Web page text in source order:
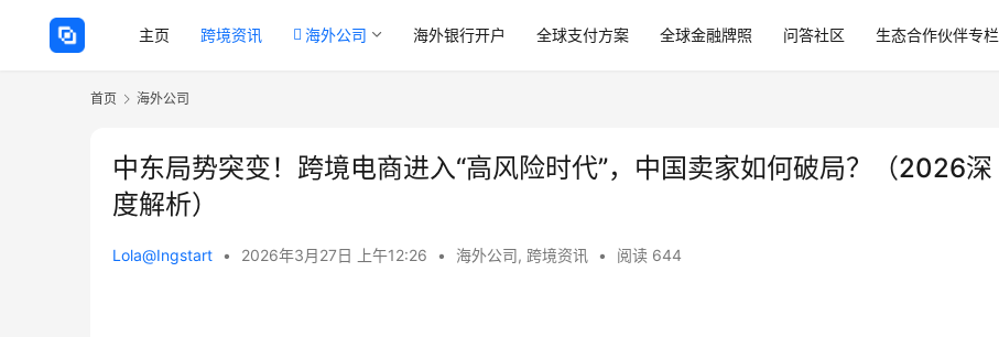
主页 跨境资讯 海外公司 海外银行开户 全球支付方案 全球金融牌照 问答社区 生态合作伙伴专栏
首页 海外公司
中东局势突变！跨境电商进入“高风险时代”，中国卖家如何破局？（2026深
度解析）
Lola@Ingstart • 2026年3月27日 上午12:26 • 海外公司, 跨境资讯 • 阅读 644